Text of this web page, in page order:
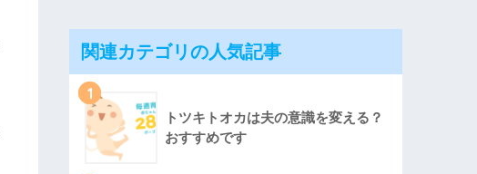
関連カテゴリの人気記事
1
トツキトオカは夫の意識を変える？
おすすめです